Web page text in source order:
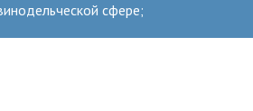
сфере;